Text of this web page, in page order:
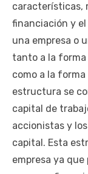
características,
financiación y
una empresa o
tanto a la forma
como a la
estructura se
capital de
accionistas y
capital. Esta
empresa ya